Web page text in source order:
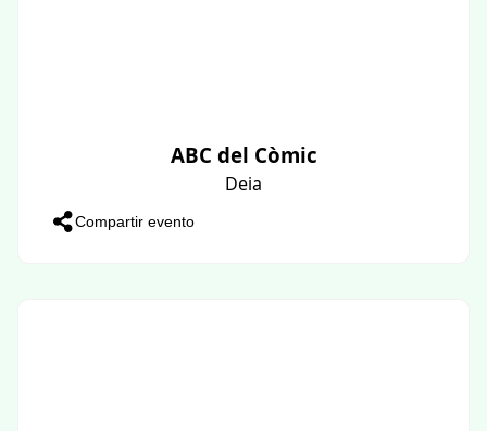
ABC del Còmic
Deia
Compartir evento